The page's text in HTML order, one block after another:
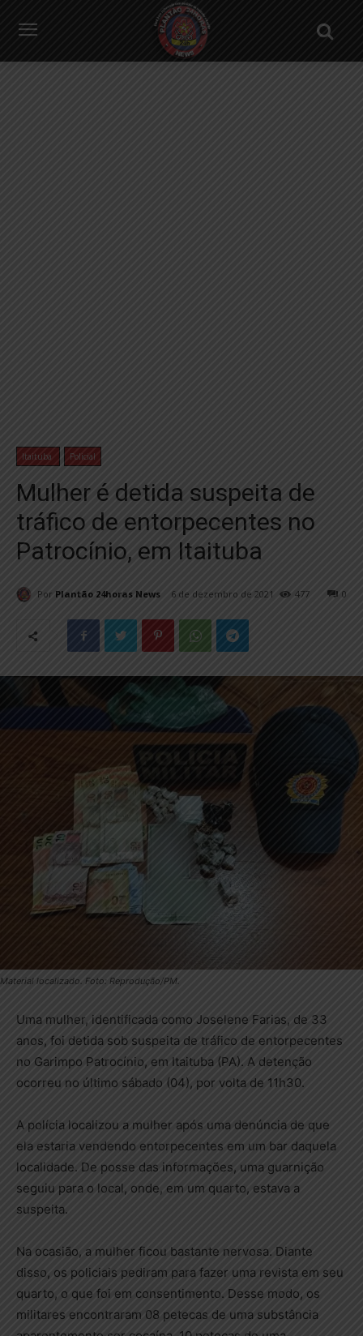
Itaituba Policial
Mulher é detida suspeita de
tráfico de entorpecentes no
Patrocínio, em Itaituba
Por Plantão 24horas News 6 de dezembro de 2021 0
477
Material localizado. Foto: Reprodução/PM.
Uma mulher, identificada como Joselene Farias, de 33
anos, foi detida sob suspeita de tráfico de entorpecentes
no Garimpo Patrocínio, em Itaituba (PA). A detenção
ocorreu no último sábado (04), por volta de 11h30.
A polícia localizou a mulher após uma denúncia de que
ela estaria vendendo entorpecentes em um bar daquela
localidade. De posse das informações, uma guarnição
seguiu para o local, onde, em um quarto, estava a
suspeita.
Na ocasião, a mulher ficou bastante nervosa. Diante
disso, os policiais pediram para fazer uma revista em seu
quarto, o que foi em consentimento. Desse modo, os
militares encontraram 08 petecas de uma substância